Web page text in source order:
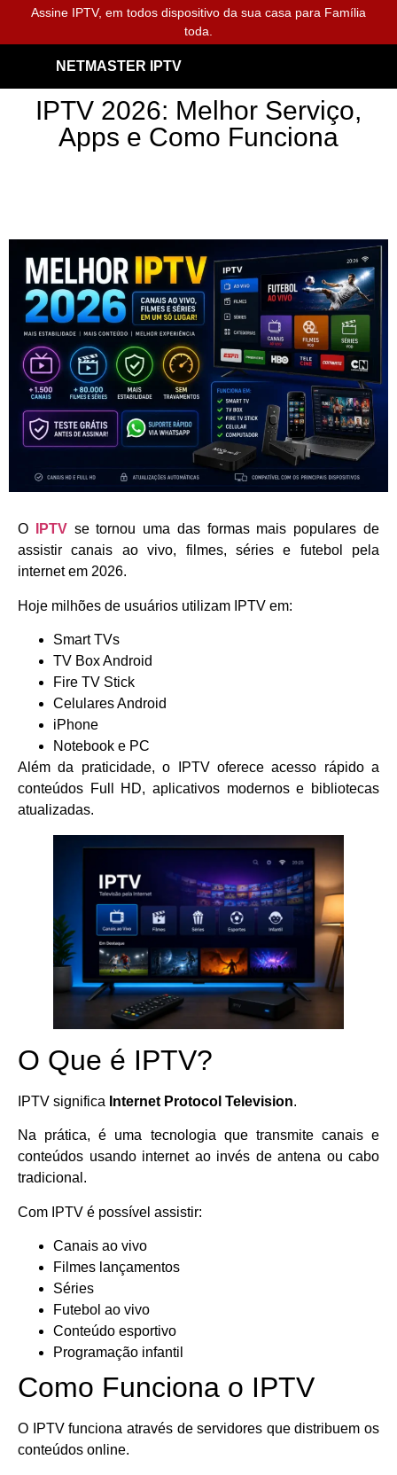
Assine IPTV, em todos dispositivo da sua casa para Família
toda.
NETMASTER IPTV
IPTV 2026: Melhor Serviço,
Apps e Como Funciona
O IPTVse tornou uma das formas mais populares de
assistir canais ao vivo, filmes, séries e futebol pela
internet em 2026.
Hoje milhões de usuários utilizam IPTV em:
Smart TVs
TV Box Android
Fire TV Stick
Celulares Android
iPhone
Notebook e PC
Além da praticidade, o IPTV oferece acesso rápido a
conteúdos Full HD, aplicativos modernos e bibliotecas
atualizadas.
O Que é IPTV?
IPTV significa Internet Protocol Television.
Na prática, é uma tecnologia que transmite canais e
conteúdos usando internet ao invés de antena ou cabo
tradicional.
Com IPTV é possível assistir:
Canais ao vivo
Filmes lançamentos
Séries
Futebol ao vivo
Conteúdo esportivo
Programação infantil
Como Funciona o IPTV
O IPTV funciona através de servidores que distribuem os
conteúdos online.